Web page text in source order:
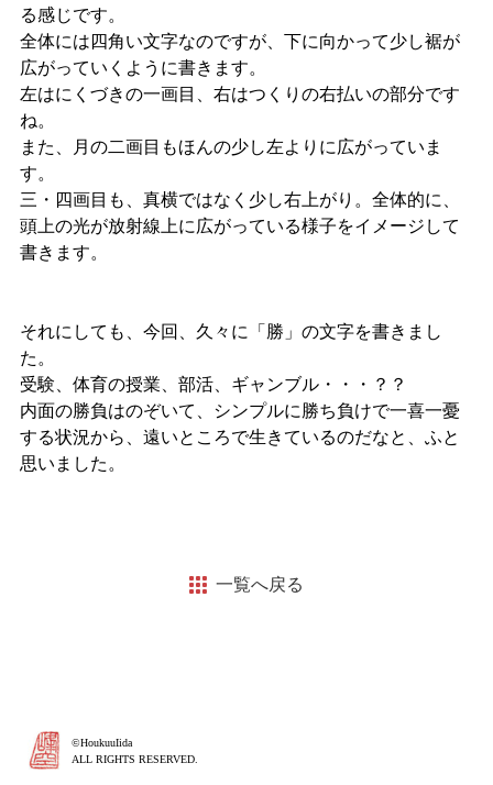
る感じです。
全体には四角い文字なのですが、下に向かって少し裾が
広がってい くように書きます。
左はにくづきの一画目、右はつくりの右払いの部分です
ね。
また、月の二画目もほんの少し左よりに広がっていま
す。
三・四画目も、真横ではなく少し右上がり。全体的に、
頭上の光が放射線上に広がっている様子をイメージして
書きます。
それにしても、今回、久々に「勝」の文字を書きまし
た。
受験、体育の授業、部活、ギャンブル・・・？？
内面の勝負はのぞいて、シンプルに勝ち負けで一喜一憂
する状況から、遠いところで生きているのだなと、ふと
思いました。
一覧へ戻る
©HoukuuIida
ALL RIGHTS RESERVED.